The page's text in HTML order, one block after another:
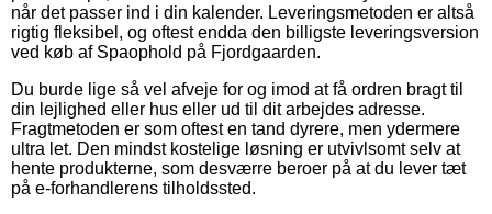
når det passer ind i din kalender. Leveringsmetoden er altså
rigtig fleksibel, og oftest endda den billigste leveringsversion
ved køb af Spaophold på Fjordgaarden.
Du burde lige så vel afveje for og imod at få ordren bragt til
din lejlighed eller hus eller ud til dit arbejdes adresse.
Fragtmetoden er som oftest en tand dyrere, men ydermere
ultra let. Den mindst kostelige løsning er utvivlsomt selv at
hente produkterne, som desværre beroer på at du lever tæt
på e-forhandlerens tilholdssted.